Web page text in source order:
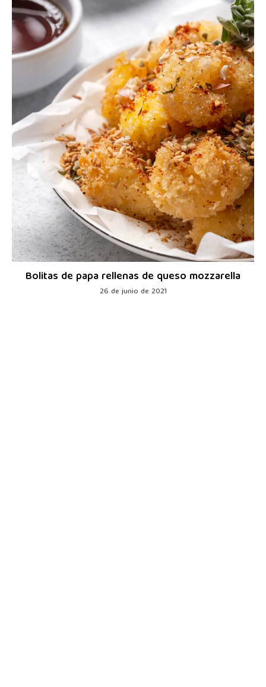
Bolitas de papa rellenas de queso mozzarella
26 de junio de 2021